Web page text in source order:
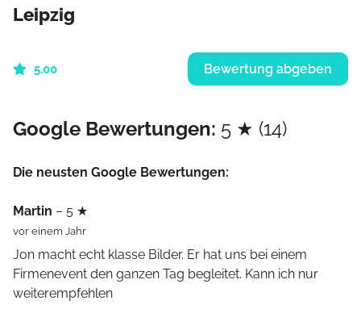
Leipzig
5.00 Bewertung abgeben
Google Bewertungen: 5 ★ (14)
Die neusten Google Bewertungen:
Martin – 5 ★
vor einem Jahr
Jon macht echt klasse Bilder. Er hat uns bei einem
Firmenevent den ganzen Tag begleitet. Kann ich nur
weiterempfehlen